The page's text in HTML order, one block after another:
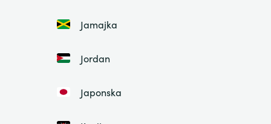
Jamajka
Jordan
Japonska